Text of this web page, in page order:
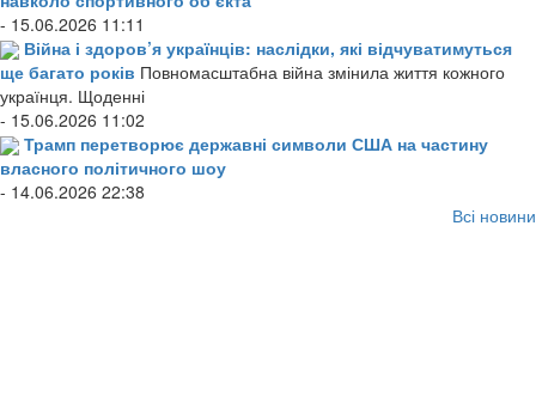
- 15.06.2026 11:11
Війна і здоров’я українців: наслідки, які відчуватимуться
ще багато років Повномасштабна війна змінила життя кожного
українця. Щоденні
- 15.06.2026 11:02
Трамп перетворює державні символи США на частину
власного політичного шоу
- 14.06.2026 22:38
Всі новини